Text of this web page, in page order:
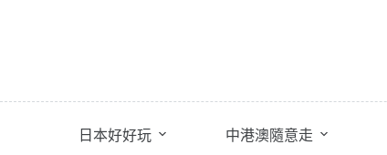
內
日本好好玩 中港澳隨意走